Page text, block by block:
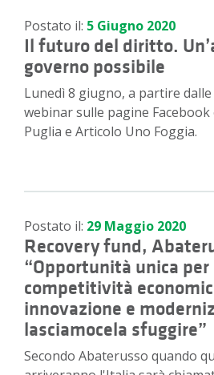
Postato il: 5 Giugno 2020
Il futuro del diritto.
governo possibile
Lunedì 8 giugno, a partire dalle
webinar sulle pagine
Puglia e Articolo Uno Foggia.
Postato il: 29 Maggio 2020
Recovery fund,
“Opportunità unica
competitività
innovazione e
lasciamocela sfuggire”
Secondo Abaterusso quando